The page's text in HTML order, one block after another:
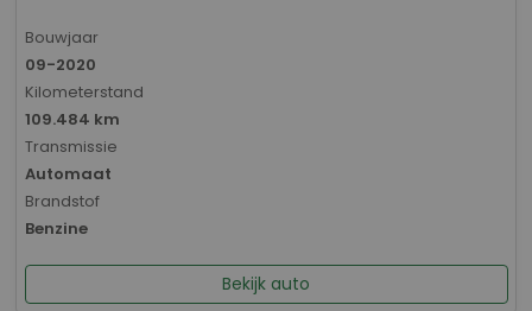
Bouwjaar
09-2020
Kilometerstand
109.484 km
Transmissie
Automaat
Brandstof
Benzine
Bekijk auto